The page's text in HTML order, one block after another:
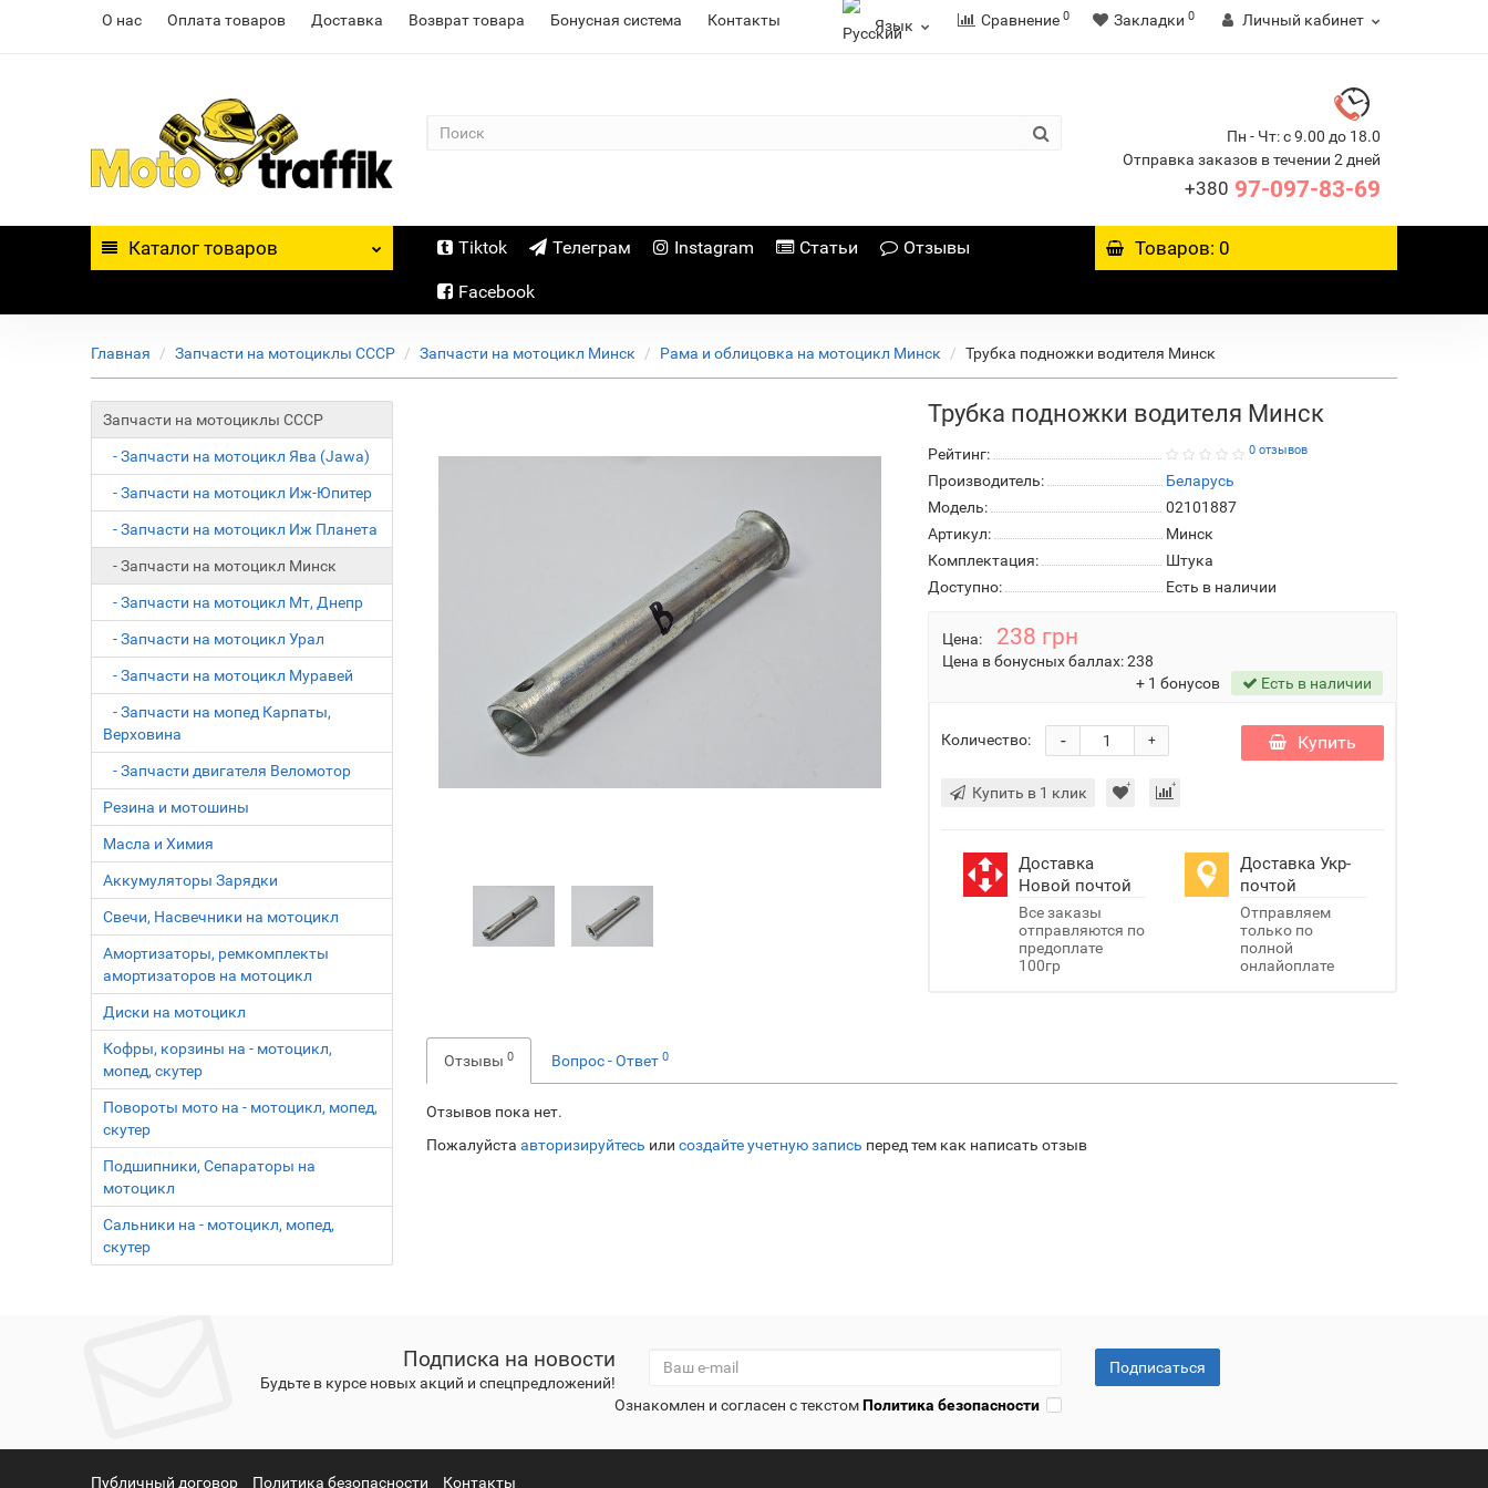
О нас Оплата товаров Доставка Возврат товара Бонусная система Контакты Язык Сравнение 0 Закладки 0 Личный кабинет
Пн - Чт: с 9.00 до 18.0
Отправка заказов в течении 2 дней
+380 97-097-83-69
Каталог товаров Tiktok Телеграм Instagram Статьи Отзывы
Facebook
Товаров: 0
Главная Запчасти на мотоциклы СССР Запчасти на мотоцикл Минск Рама и облицовка на мотоцикл Минск Трубка подножки водителя Минск
Запчасти на мотоциклы СССР
- Запчасти на мотоцикл Ява (Jawa)
- Запчасти на мотоцикл Иж-Юпитер
- Запчасти на мотоцикл Иж Планета
- Запчасти на мотоцикл Минск
- Запчасти на мотоцикл Мт, Днепр
- Запчасти на мотоцикл Урал
- Запчасти на мотоцикл Муравей
- Запчасти на мопед Карпаты,
Верховина
- Запчасти двигателя Веломотор
Резина и мотошины
Масла и Химия
Аккумуляторы Зарядки
Свечи, Насвечники на мотоцикл
Амортизаторы, ремкомплекты
амортизаторов на мотоцикл
Диски на мотоцикл
Кофры, корзины на - мотоцикл,
мопед, скутер
Повороты мото на - мотоцикл, мопед,
скутер
Подшипники, Сепараторы на
мотоцикл
Сальники на - мотоцикл, мопед,
скутер
Трубка подножки водителя Минск
Рейтинг: 0 отзывов
Производитель:
Беларусь
Модель:
02101887
Артикул:
Минск
Комплектация:
Штука
Доступно:
Есть в наличии
Цена: 238 грн
Цена в бонусных баллах:238
+ 1 бонусов
Есть в наличии
Количество: +
- Купить
Купить в 1 клик
Доставка
Новой почтой
Все заказы
отправляются по
предоплате
100гр
Доставка Укр-
почтой
Отправляем
только по
полной
онлайоплате
Отзывы 0 Вопрос - Ответ 0
Отзывов пока нет.
Пожалуйста авторизируйтесь или создайте учетную запись перед тем как написать отзыв
Подписка на новости
Будьте в курсе новых акций и спецпредложений!
Подписаться
Ознакомлен и согласен с текстомПолитика безопасности
Публичный договор Политика безопасности Контакты